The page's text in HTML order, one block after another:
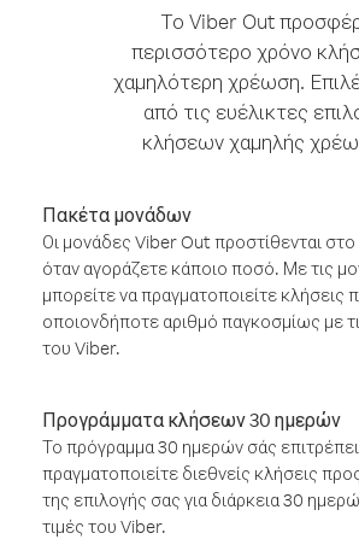
Το Viber Out
περισσότερο χρόνο
χαμηλότερη χρέωση.
από τις ευέλικτες
κλήσεων χαμηλής
Πακέτα μονάδων
Οι μονάδες Viber Out προστίθενται
όταν αγοράζετε κάποιο ποσό. Με τις
μπορείτε να πραγματοποιείτε κλήσεις
οποιονδήποτε αριθμό παγκοσμίως με
του Viber.
Προγράμματα κλήσεων 30 ημερών
Το πρόγραμμα 30 ημερών σάς
πραγματοποιείτε διεθνείς κλήσεις
της επιλογής σας για διάρκεια 30
τιμές του Viber.